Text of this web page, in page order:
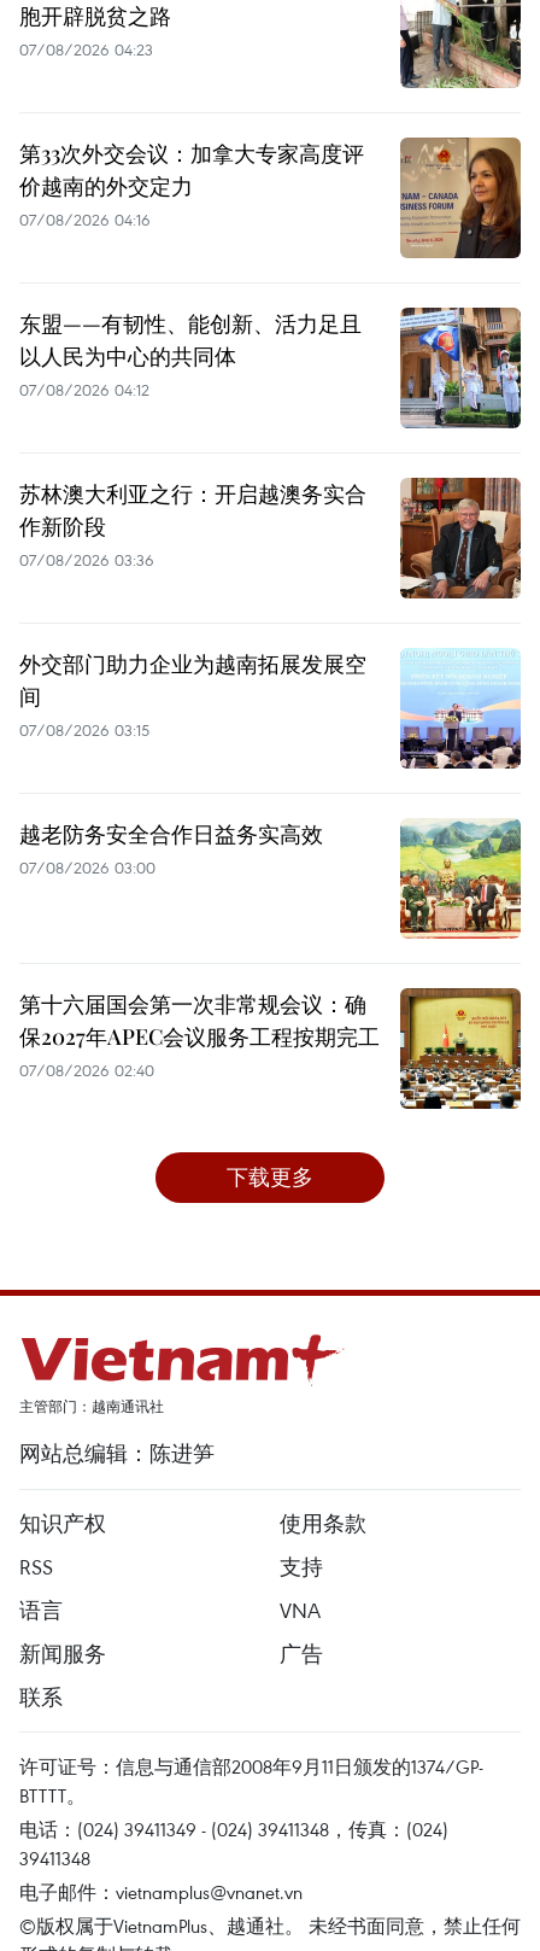
胞开辟脱贫之路
07/08/2026 04:23
第33次外交会议：加拿大专家高度评
价越南的外交定力
07/08/2026 04:16
东盟——有韧性、能创新、活力足且
以人民为中心的共同体
07/08/2026 04:12
苏林澳大利亚之行：开启越澳务实合
作新阶段
07/08/2026 03:36
外交部门助力企业为越南拓展发展空
间
07/08/2026 03:15
越老防务安全合作日益务实高效
07/08/2026 03:00
第十六届国会第一次非常规会议：确
保2027年APEC会议服务工程按期完工
07/08/2026 02:40
下载更多
主管部门：越南通讯社
网站总编辑：陈进笋
知识产权
使用条款
RSS
支持
语言
VNA
新闻服务
广告
联系
许可证号：信息与通信部2008年9月11日颁发的1374/GP-
BTTTT。
电话：(024) 39411349 - (024) 39411348，传真：(024)
39411348
电子邮件： vietnamplus@vnanet.vn
©版权属于VietnamPlus、越通社。 未经书面同意，禁止任何